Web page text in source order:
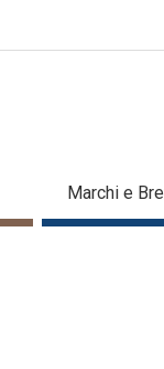
Marchi e